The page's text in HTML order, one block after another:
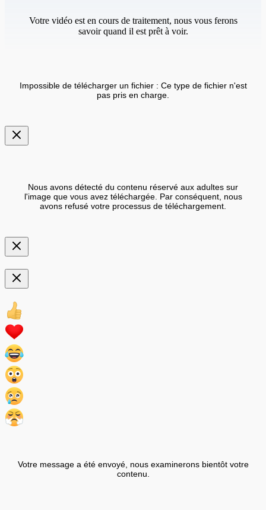
Votre vidéo est en cours de traitement, nous vous ferons
savoir quand il est prêt à voir.
Impossible de télécharger un fichier : Ce type de fichier n'est
pas pris en charge.
Nous avons détecté du contenu réservé aux adultes sur
l'image que vous avez téléchargée. Par conséquent, nous
avons refusé votre processus de téléchargement.
Votre message a été envoyé, nous examinerons bientôt votre
contenu.